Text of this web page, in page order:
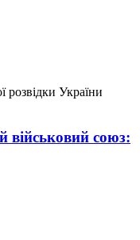
розвідки України
військовий союз: